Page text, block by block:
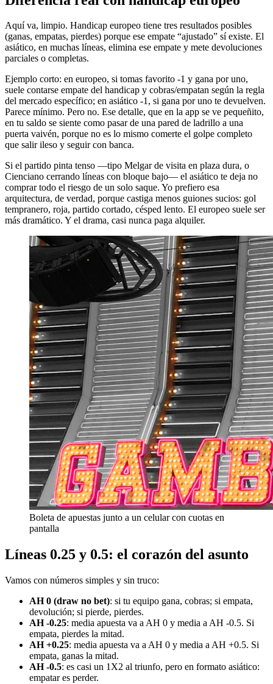
Aquí va, limpio. Handicap europeo tiene tres resultados posibles
(ganas, empatas, pierdes) porque ese empate “ajustado” sí existe. El
asiático, en muchas líneas, elimina ese empate y mete devoluciones
parciales o completas.
Ejemplo corto: en europeo, si tomas favorito -1 y gana por uno,
suele contarse empate del handicap y cobras/empatan según la regla
del mercado específico; en asiático -1, si gana por uno te devuelven.
Parece mínimo. Pero no. Ese detalle, que en la app se ve pequeñito,
en tu saldo se siente como pasar de una pared de ladrillo a una
puerta vaivén, porque no es lo mismo comerte el golpe completo
que salir ileso y seguir con banca.
Si el partido pinta tenso —tipo Melgar de visita en plaza dura, o
Cienciano cerrando líneas con bloque bajo— el asiático te deja no
comprar todo el riesgo de un solo saque. Yo prefiero esa
arquitectura, de verdad, porque castiga menos guiones sucios: gol
tempranero, roja, partido cortado, césped lento. El europeo suele ser
más dramático. Y el drama, casi nunca paga alquiler.
Boleta de apuestas junto a un celular con cuotas en
pantalla
Líneas 0.25 y 0.5: el corazón del asunto
Vamos con números simples y sin truco:
AH 0 (draw no bet): si tu equipo gana, cobras; si empata,
devolución; si pierde, pierdes.
AH -0.25: media apuesta va a AH 0 y media a AH -0.5. Si
empata, pierdes la mitad.
AH +0.25: media apuesta va a AH 0 y media a AH +0.5. Si
empata, ganas la mitad.
AH -0.5: es casi un 1X2 al triunfo, pero en formato asiático:
empatar es perder.